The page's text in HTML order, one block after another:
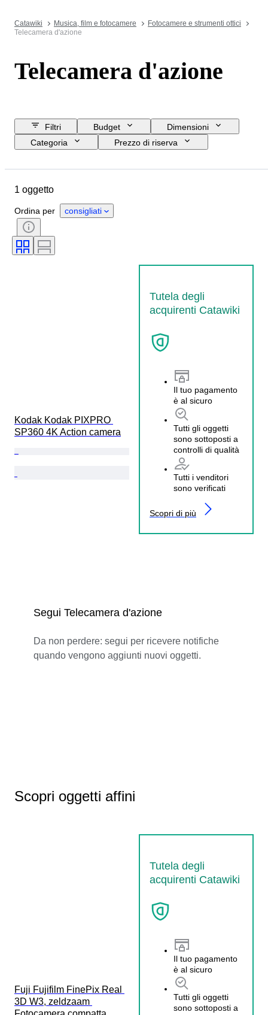
Catawiki Musica, film e fotocamere
Fotocamere e strumenti ottici
Telecamera d'azione
Telecamera d'azione
Filtri Budget
Dimensioni
Categoria
Prezzo di riserva
Condizioni
Testato e funzionante
1 oggetto
Ordina per consigliati
Kodak Kodak PIXPRO
SP360 4K Action camera
Tutela degli
acquirenti Catawiki
Il tuo pagamento
è al sicuro
Tutti gli oggetti
sono sottoposti a
controlli di qualità
Tutti i venditori
sono verificati
Scopri di più
Segui Telecamera d'azione
Da non perdere: segui per ricevere notifiche
quando vengono aggiunti nuovi oggetti.
Scopri oggetti affini
Tutela degli
acquirenti Catawiki
Il tuo pagamento
è al sicuro
Tutti gli oggetti
sono sottoposti a
Fuji Fujifilm FinePix Real
3D W3, zeldzaam